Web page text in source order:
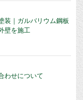
装｜ガルバリウム鋼板
壁を施工
わせについて